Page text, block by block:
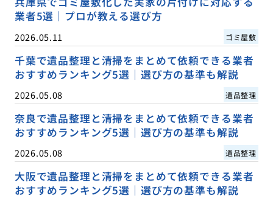
業者5選｜プロが教える選び方
2026.05.11 ゴミ屋敷
千葉で遺品整理と清掃をまとめて依頼できる業者
おすすめランキング5選｜選び方の基準も解説
2026.05.08 遺品整理
奈良で遺品整理と清掃をまとめて依頼できる業者
おすすめランキング5選｜選び方の基準も解説
2026.05.08 遺品整理
大阪で遺品整理と清掃をまとめて依頼できる業者
おすすめランキング5選｜選び方の基準も解説